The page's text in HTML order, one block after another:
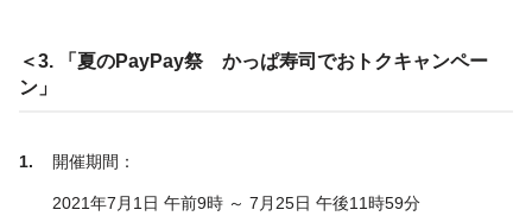
＜3. 「夏のPayPay祭 かっぱ寿司でおトクキャンペー
ン」
開催期間：
2021年7月1日 午前9時 ～ 7月25日 午後11時59分